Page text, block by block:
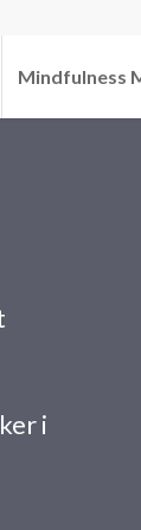
Mindfulness
i